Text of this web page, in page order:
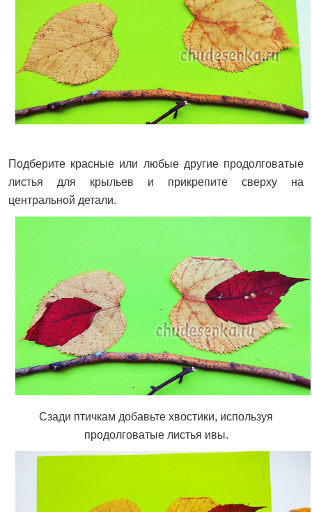
Подберите красные или любые другие продолговатые
листья для крыльев и прикрепите сверху на
центральной детали.
Сзади птичкам добавьте хвостики, используя
продолговатые листья ивы.